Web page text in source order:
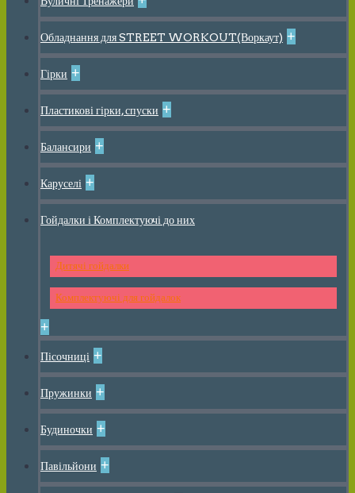
Обладнання для STREET WORKOUT(Воркаут) +
Гірки +
Пластикові гірки, спуски +
Балансири +
Каруселі +
Гойдалки і Комплектуючі до них
Дитячі гойдалки
Комплектуючі для гойдалок
+
Пісочниці +
Пружинки +
Будиночки +
Павільйони +